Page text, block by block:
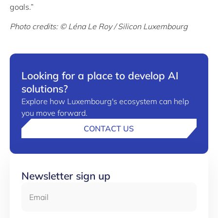
goals.”
Photo credits: © Léna Le Roy / Silicon Luxembourg
Looking for a place to develop AI
solutions?
Explore how Luxembourg's ecosystem can help
you move forward.
CONTACT US
Newsletter sign up